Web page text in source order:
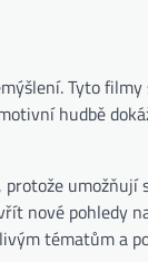
Tyto
hudbě
nové pohledy
tématům a